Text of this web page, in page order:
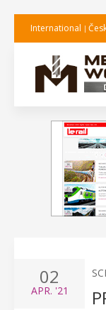
International
02
APR. '21